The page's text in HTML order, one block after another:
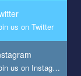
реализовать
на почве
канал YouTube
us on Twitter
Join us on Instagram